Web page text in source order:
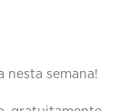
nesta semana!